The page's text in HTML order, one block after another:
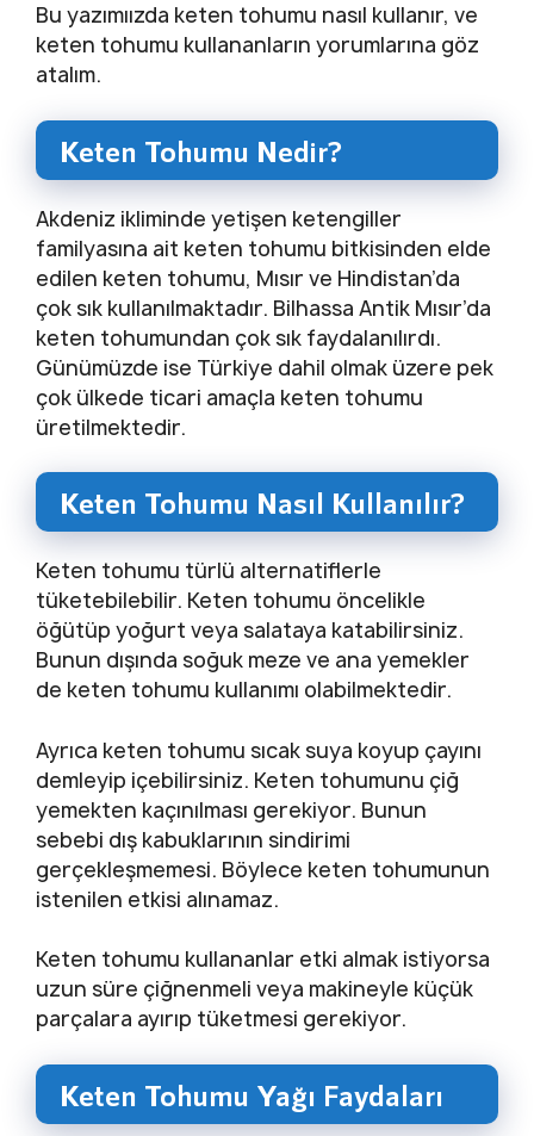
Bu yazımıızda keten tohumu nasıl kullanır, ve
keten tohumu kullananların yorumlarına göz
atalım.
Keten Tohumu Nedir?
Akdeniz ikliminde yetişen ketengiller
familyasına ait keten tohumu bitkisinden elde
edilen keten tohumu, Mısır ve Hindistan’da
çok sık kullanılmaktadır. Bilhassa Antik Mısır’da
keten tohumundan çok sık faydalanılırdı.
Günümüzde ise Türkiye dahil olmak üzere pek
çok ülkede ticari amaçla keten tohumu
üretilmektedir.
Keten Tohumu Nasıl Kullanılır?
Keten tohumu türlü alternatiflerle
tüketebilebilir. Keten tohumu öncelikle
öğütüp yoğurt veya salataya katabilirsiniz.
Bunun dışında soğuk meze ve ana yemekler
de keten tohumu kullanımı olabilmektedir.
Ayrıca keten tohumu sıcak suya koyup çayını
demleyip içebilirsiniz. Keten tohumunu çiğ
yemekten kaçınılması gerekiyor. Bunun
sebebi dış kabuklarının sindirimi
gerçekleşmemesi. Böylece keten tohumunun
istenilen etkisi alınamaz.
Keten tohumu kullananlar etki almak istiyorsa
uzun süre çiğnenmeli veya makineyle küçük
parçalara ayırıp tüketmesi gerekiyor.
Keten Tohumu Yağı Faydaları